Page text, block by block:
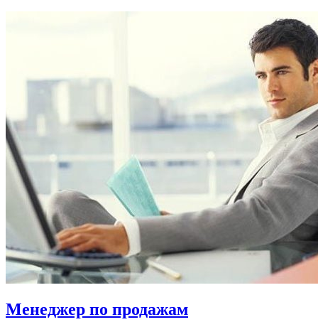
Менеджер по продажам